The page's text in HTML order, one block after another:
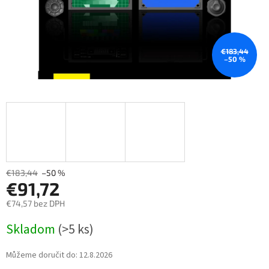
€183,44
–50 %
€183,44 –50 %
€91,72
€74,57 bez DPH
cena:
Skladom (>5 ks)
Můžeme doručit do: 12.8.2026